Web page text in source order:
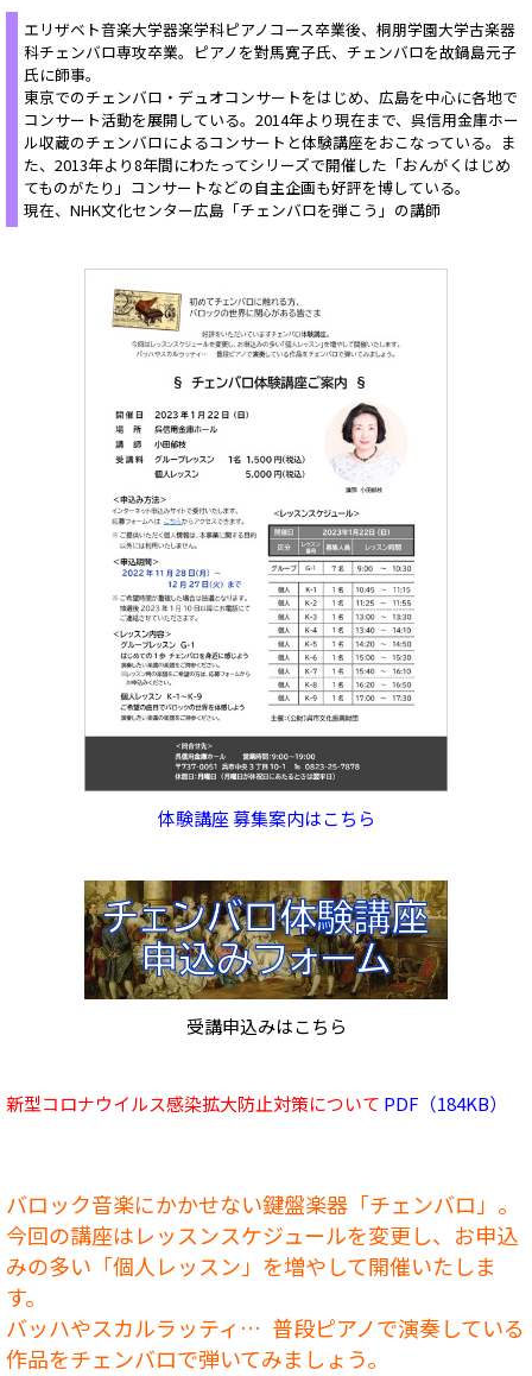
エリザベト音楽大学器楽学科ピアノコース卒業後、桐朋学園大学古楽器
科チェンバロ専攻卒業。ピアノを對馬寛子氏、チェンバロを故鍋島元子
氏に師事。
東京でのチェンバロ・デュオコンサートをはじめ、広島を中心に各地で
コンサート活動を展開している。2014年より現在まで、呉信用金庫ホー
ル収蔵のチェンバロによるコンサートと体験講座をおこなっている。ま
た、2013年より8年間にわたってシリーズで開催した「おんがくはじめ
てものがたり」コンサートなどの自主企画も好評を博している。
現在、NHK文化センター広島「チェンバロを弾こう」の講師
体験講座 募集案内はこちら
受講申込みはこちら
新型コロナウイルス感染拡大防止対策について PDF（184KB）
バロック音楽にかかせない鍵盤楽器「チェンバロ」。
今回の講座はレッスンスケジュールを変更し、お申込
みの多い「個人レッスン」を増やして開催いたしま
す。
バッハやスカルラッティ… 普段ピアノで演奏している
作品をチェンバロで弾いてみましょう。